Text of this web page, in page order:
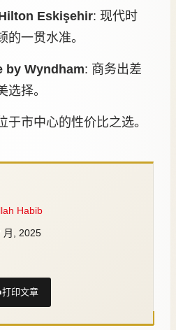
Eskişehir: 现代时
的一贯水准。
by Wyndham: 商务出差
选择。
于市中心的性价比之选。
Habib
月, 2025
打印文章